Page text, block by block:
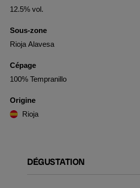
12.5% vol.
Sous-zone
Rioja Alavesa
Cépage
100% Tempranillo
Origine
Rioja
DÉGUSTATION